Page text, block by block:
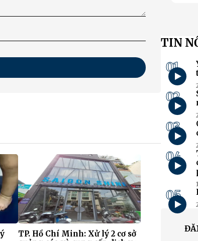
TP. Hồ Chí Minh: Xử lý 2 cơ sở
TIN
01
02
03
04
05